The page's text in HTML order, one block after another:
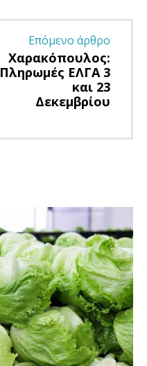
Επόμενο άρθρο
Χαρακόπουλος:
Πληρωμές ΕΛΓΑ 3
και 23
Δεκεμβρίου